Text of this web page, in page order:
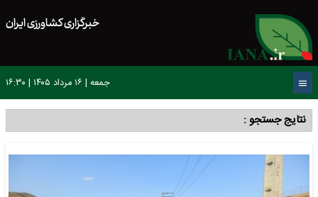
خبرگزاری کشاورزی ایران
جمعه | ۱۶ مرداد ۱۴۰۵ | ۱۶:۳۰
نتایج جستجو :